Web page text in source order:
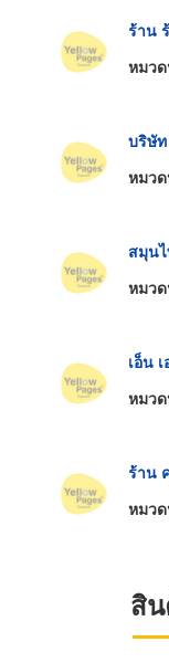
ร้าน
หมว
บริษัท
หมว
สมุน
หมว
เอ็น
หมว
ร้าน
หมว
สิ